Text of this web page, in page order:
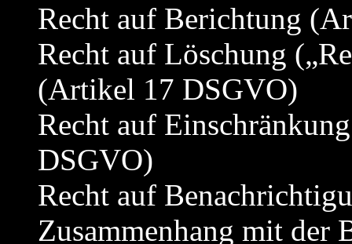
Recht auf Berichtung
Recht auf Löschung
(Artikel 17 DSGVO)
Recht auf
DSGVO)
Recht auf
Zusammenhang mit der